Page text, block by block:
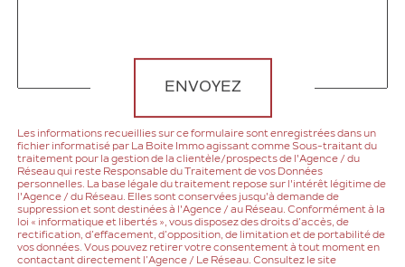
ENVOYEZ
Les informations recueillies sur ce formulaire sont enregistrées dans un
fichier informatisé par La Boite Immo agissant comme Sous-traitant du
traitement pour la gestion de la clientèle/prospects de l'Agence / du
Réseau qui reste Responsable du Traitement de vos Données
personnelles. La base légale du traitement repose sur l'intérêt légitime de
l'Agence / du Réseau. Elles sont conservées jusqu'à demande de
suppression et sont destinées à l'Agence / au Réseau. Conformément à la
loi « informatique et libertés », vous disposez des droits d’accès, de
rectification, d’effacement, d’opposition, de limitation et de portabilité de
vos données. Vous pouvez retirer votre consentement à tout moment en
contactant directement l’Agence / Le Réseau. Consultez le site